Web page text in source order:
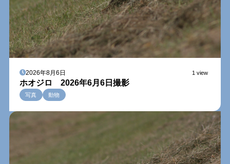
2026年8月6日 1 view
ホオジロ 2026年6月6日撮影
写真 動物